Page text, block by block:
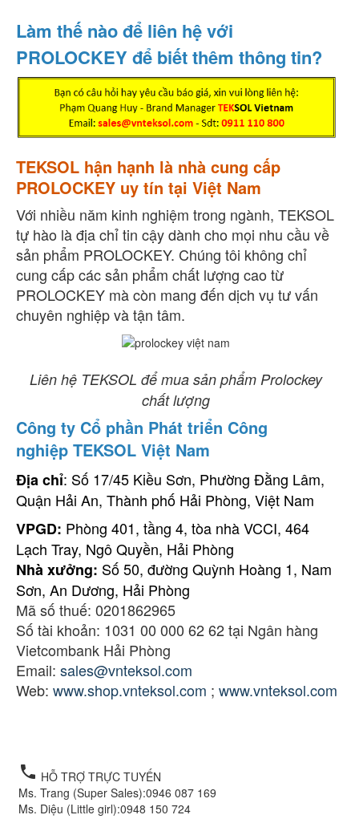
Làm thế nào để liên hệ với
PROLOCKEY để biết thêm thông tin?
TEKSOL hận hạnh là nhà cung cấp
PROLOCKEY uy tín tại Việt Nam
Với nhiều năm kinh nghiệm trong ngành, TEKSOL
tự hào là địa chỉ tin cậy dành cho mọi nhu cầu về
sản phẩm PROLOCKEY. Chúng tôi không chỉ
cung cấp các sản phẩm chất lượng cao từ
PROLOCKEY mà còn mang đến dịch vụ tư vấn
chuyên nghiệp và tận tâm.
Liên hệ TEKSOL để mua sản phẩm Prolockey
chất lượng
Công ty Cổ phần Phát triển Công
nghiệp TEKSOL Việt Nam
Địa chỉ: Số 17/45 Kiều Sơn, Phường Đằng Lâm,
Quận Hải An, Thành phố Hải Phòng, Việt Nam
VPGD: Phòng 401, tầng 4, tòa nhà VCCI, 464
Lạch Tray, Ngô Quyền, Hải Phòng
Nhà xưởng: Số 50, đường Quỳnh Hoàng 1, Nam
Sơn, An Dương, Hải Phòng
Mã số thuế: 0201862965
Số tài khoản: 1031 00 000 62 62 tại Ngân hàng
Vietcombank Hải Phòng
Email: sales@vnteksol.com
Web: www.shop.vnteksol.com ; www.vnteksol.com
local_phone HỖ TRỢ TRỰC TUYẾN
Ms. Trang (Super Sales):0946 087 169
Ms. Diệu (Little girl):0948 150 724